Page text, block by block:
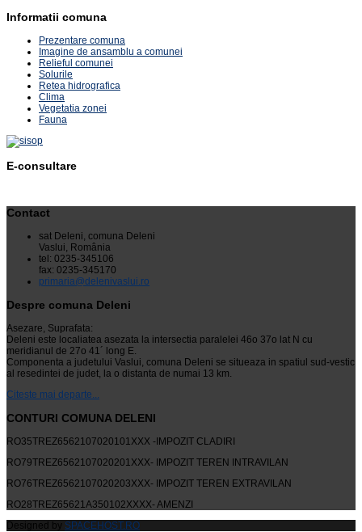
Informatii comuna
Prezentare comuna
Imagine de ansamblu a comunei
Relieful comunei
Solurile
Retea hidrografica
Clima
Vegetatia zonei
Fauna
E-consultare
Contact
sat Deleni, comuna Deleni
Vaslui, România
tel: 0235-345106
fax: 0235-345170
primaria@delenivaslui.ro
Despre comuna Deleni
Asezare, Suprafata:
Deleni este localiatea asezata la intersectia paralelei 46o 37o lat N cu
meridianul de 27o 41´ long E.
Componenta a judetului Vaslui, comuna Deleni se situeaza in spatiul sud-vestic
al resedintei de judet, la o distanta de numai 13 km.
Citeste mai departe...
CONTURI COMUNA DELENI
RO35TREZ6562107020101XXX -IMPOZIT CLADIRI
RO79TREZ6562107020201XXX- IMPOZIT TEREN INTRAVILAN
RO76TREZ6562107020203XXX- IMPOZIT TEREN EXTRAVILAN
RO28TREZ65621A350102XXXX- AMENZI
Designed by SPACEHOST.RO